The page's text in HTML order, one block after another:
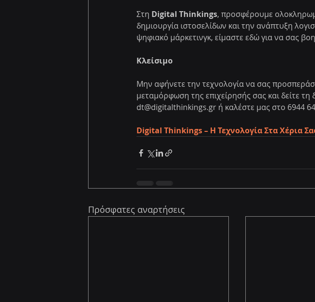
Στη Digital Thinkings, προσφέρουμε
δημιουργία ιστοσελίδων και την ανάπτυξη
ψηφιακό μάρκετινγκ, είμαστε εδώ για να σας
Κλείσιμο
Μην αφήνετε την τεχνολογία να σας
μεταμόρφωση της επιχείρησής σας και δείτε
dt@digitalthinkings.gr ή καλέστε μας στο 6944
Digital Thinkings – Η Τεχνολογία Στα Χέρια
Πρόσφατες αναρτήσεις